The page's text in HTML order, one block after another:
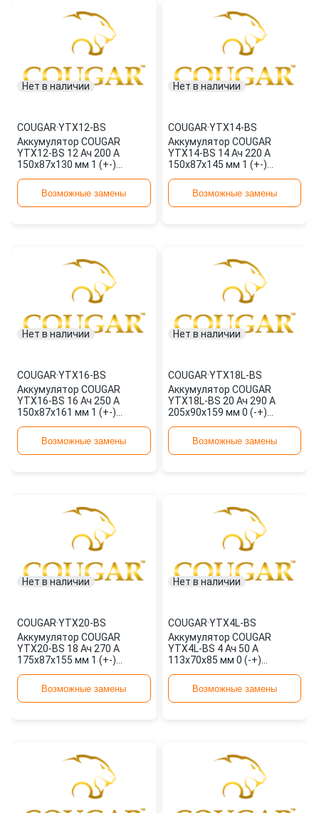
Нет в наличии
COUGAR·YTX12-BS
Аккумулятор COUGAR
YTX12-BS 12 Ач 200 А
150x87x130 мм 1 (+-)
Возможные замены
Нет в наличии
COUGAR·YTX14-BS
Аккумулятор COUGAR
YTX14-BS 14 Ач 220 А
150x87x145 мм 1 (+-)
Возможные замены
Нет в наличии
COUGAR·YTX16-BS
Аккумулятор COUGAR
YTX16-BS 16 Ач 250 А
150x87x161 мм 1 (+-)
Возможные замены
Нет в наличии
COUGAR·YTX18L-BS
Аккумулятор COUGAR
YTX18L-BS 20 Ач 290 А
205x90x159 мм 0 (-+)
Возможные замены
Нет в наличии
COUGAR·YTX20-BS
Аккумулятор COUGAR
YTX20-BS 18 Ач 270 А
175x87x155 мм 1 (+-)
Возможные замены
Нет в наличии
COUGAR·YTX4L-BS
Аккумулятор COUGAR
YTX4L-BS 4 Ач 50 А
113x70x85 мм 0 (-+)
Возможные замены